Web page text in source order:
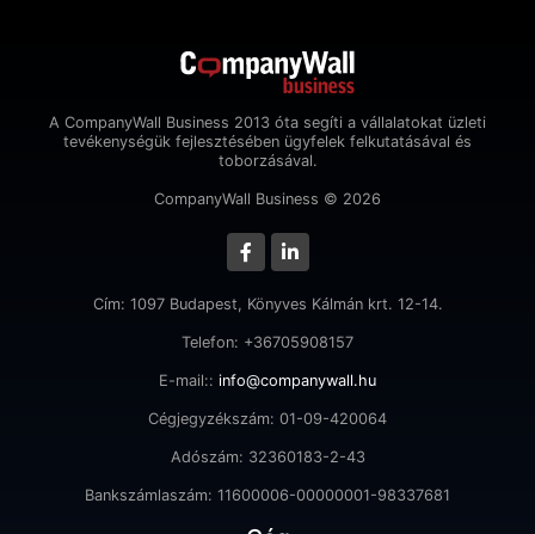
A CompanyWall Business 2013 óta segíti a vállalatokat üzleti
tevékenységük fejlesztésében ügyfelek felkutatásával és
toborzásával.
CompanyWall Business © 2026
Cím: 1097 Budapest, Könyves Kálmán krt. 12-14.
Telefon: +36705908157
E-mail:: info@companywall.hu
Cégjegyzékszám: 01-09-420064
Adószám: 32360183-2-43
Bankszámlaszám: 11600006-00000001-98337681